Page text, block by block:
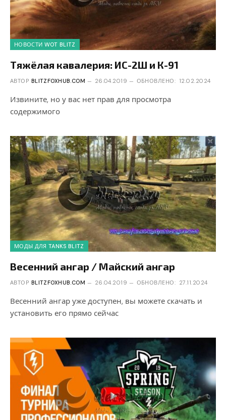
НОВОСТИ WOT BLITZ
Тяжёлая кавалерия: ИС-2Ш и К-91
АВТОР BLITZFOXHUB.COM 26.04.2019 ОБНОВЛЕНО: 12.02.2024
Извините, но у вас нет прав для просмотра
содержимого
МОДЫ ДЛЯ TANKS BLITZ
Весенний ангар / Майский ангар
АВТОР BLITZFOXHUB.COM 26.04.2019 ОБНОВЛЕНО: 27.11.2024
Весенний ангар уже доступен, вы можете скачать и
установить его прямо сейчас